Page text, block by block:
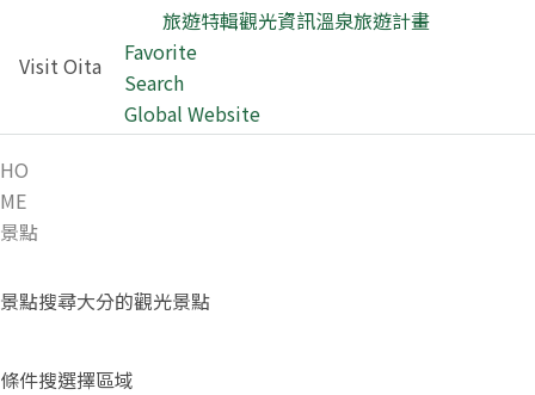
Visit Oita
旅遊特輯觀光資訊溫泉旅遊計畫
Favorite
Search
Global Website
HO
ME
景點
景點搜尋大分的觀光景點
條件搜選擇區域